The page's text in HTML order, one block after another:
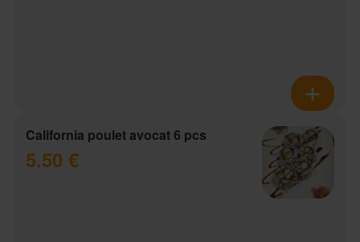
California poulet avocat 6 pcs
5.50 €